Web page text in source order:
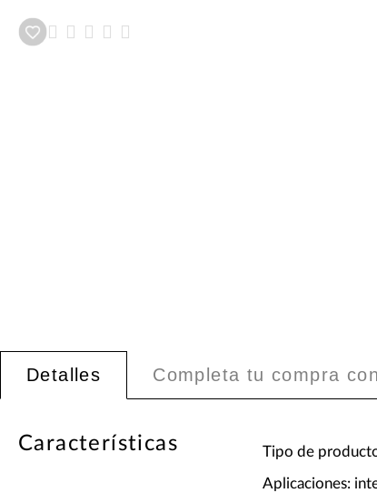
Detalles Completa tu compra
Características Tipo de
Aplicaciones: